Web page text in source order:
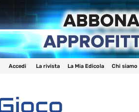
Accedi La rivista La Mia Edicola Chi siamo